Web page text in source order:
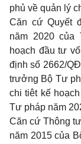
phủ về quản lý
Căn cứ Quyết
năm 2020
hoạch đầu tư
định số 2662/
trưởng Bộ Tư
chi tiêt kế
Tư pháp năm
Căn cứ Thông
năm 2015 của